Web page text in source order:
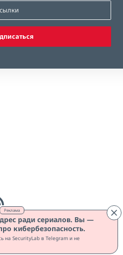
Реклама
ради сериалов. Вы —
кибербезопасность.
на SecurityLab в Telegram и не
сайтом"